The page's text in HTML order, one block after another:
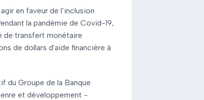
en faveur de l’inclusion
la pandémie de Covid-19,
de transfert monétaire
de dollars d'aide financière à
du Groupe de la Banque
et développement -